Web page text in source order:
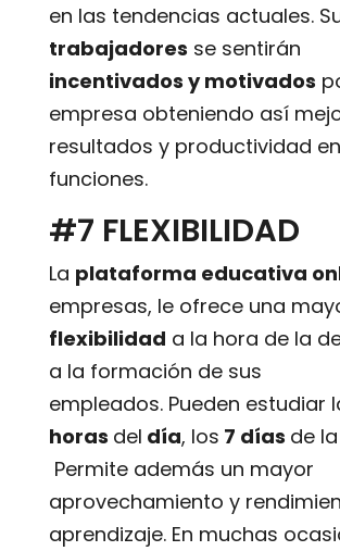
en las tendencias actuales.
trabajadores se sentirán
incentivados y motivados
empresa obteniendo así
resultados y productividad
funciones.
#7 FLEXIBILIDAD
La plataforma educativa
empresas, le ofrece una
flexibilidad a la hora de la
a la formación de sus
empleados. Pueden estudiar
horas del día, los 7 días de la
Permite además un mayor
aprovechamiento y
aprendizaje. En muchas